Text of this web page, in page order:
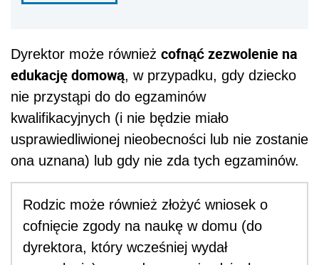
Dyrektor może również cofnąć zezwolenie na
edukację domową, w przypadku, gdy dziecko
nie przystąpi do do egzaminów
kwalifikacyjnych (i nie będzie miało
usprawiedliwionej nieobecności lub nie zostanie
ona uznana) lub gdy nie zda tych egzaminów.
Rodzic może również złożyć wniosek o
cofnięcie zgody na naukę w domu (do
dyrektora, który wcześniej wydał